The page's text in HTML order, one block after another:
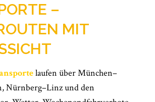
–
MIT
laufen über München–
Nürnberg–Linz und den